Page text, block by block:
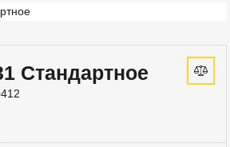
Стандартное